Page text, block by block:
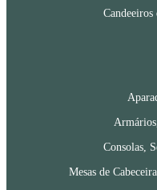
Candeeiros
Consolas,
Mesas de